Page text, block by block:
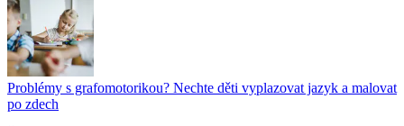
Problémy s grafomotorikou? Nechte děti vyplazovat jazyk a malovat
po zdech